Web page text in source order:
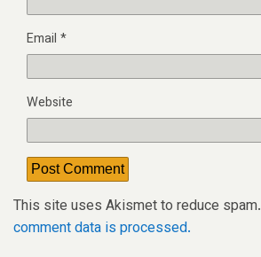
Email *
Website
This site uses Akismet to reduce spam.
comment data is processed.